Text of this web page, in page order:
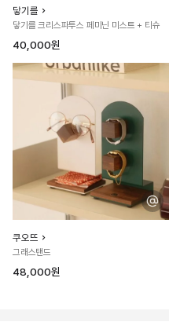
닿기를
닿기를 크리스파투스 페미닌 미스트 + 티슈
40,000원
쿠오뜨
그래스탠드
48,000원